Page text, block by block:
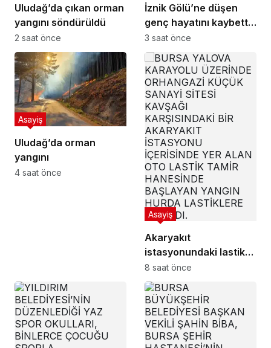
Uludağ’da çıkan orman
yangını söndürüldü
2 saat önce
İznik Gölü’ne düşen
genç hayatını kaybetti,
gözyaşlarıyla toprağa
verildi
3 saat önce
Uludağ’da orman
yangını
Asayiş
4 saat önce
Akaryakıt
istasyonundaki lastik
tamirhanesi alev alev
yandı
Asayiş
8 saat önce